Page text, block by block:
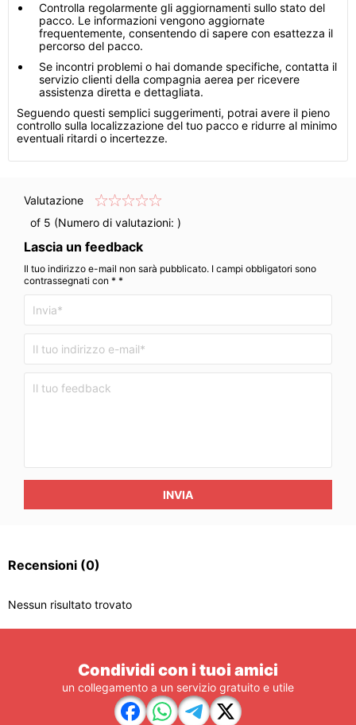
Controlla regolarmente gli aggiornamenti sullo stato del
pacco. Le informazioni vengono aggiornate
frequentemente, consentendo di sapere con esattezza il
percorso del pacco.
Se incontri problemi o hai domande specifiche, contatta il
servizio clienti della compagnia aerea per ricevere
assistenza diretta e dettagliata.
Seguendo questi semplici suggerimenti, potrai avere il pieno
controllo sulla localizzazione del tuo pacco e ridurre al minimo
eventuali ritardi o incertezze.
Valutazione
of 5 (Numero di valutazioni: )
Lascia un feedback
Il tuo indirizzo e-mail non sarà pubblicato. I campi obbligatori sono
contrassegnati con * *
INVIA
Recensioni (0)
Nessun risultato trovato
Condividi con i tuoi amici
un collegamento a un servizio gratuito e utile